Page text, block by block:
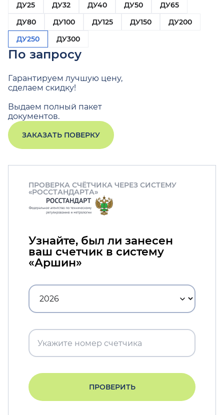
ДУ25
ДУ32 ДУ40 ДУ50
ДУ65
ДУ80
ДУ100 ДУ125 ДУ150
ДУ200
ДУ250
ДУ300
По запросу
Гарантируем лучшую цену,
сделаем скидку!
Выдаем полный пакет
документов.
ЗАКАЗАТЬ ПОВЕРКУ
ПРОВЕРКА СЧЁТЧИКА ЧЕРЕЗ СИСТЕМУ
«РОССТАНДАРТА»
Узнайте, был ли занесен
ваш счетчик в систему
«Аршин»
ПРОВЕРИТЬ